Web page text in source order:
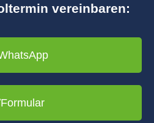
vereinbaren:
Formular